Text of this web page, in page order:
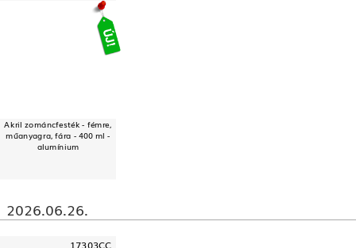
Akril zománcfesték - fémre,
műanyagra, fára - 400 ml -
alumínium
2026.06.26.
17303CC